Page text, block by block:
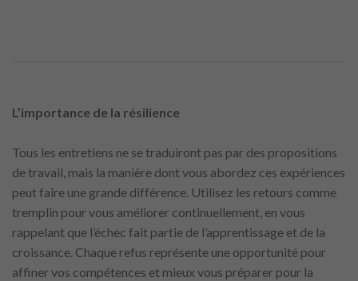
L’importance de la résilience
Tous les entretiens ne se traduiront pas par des propositions
de travail, mais la manière dont vous abordez ces expériences
peut faire une grande différence. Utilisez les retours comme
tremplin pour vous améliorer continuellement, en vous
rappelant que l’échec fait partie de l’apprentissage et de la
croissance. Chaque refus représente une opportunité pour
affiner vos compétences et mieux vous préparer pour la